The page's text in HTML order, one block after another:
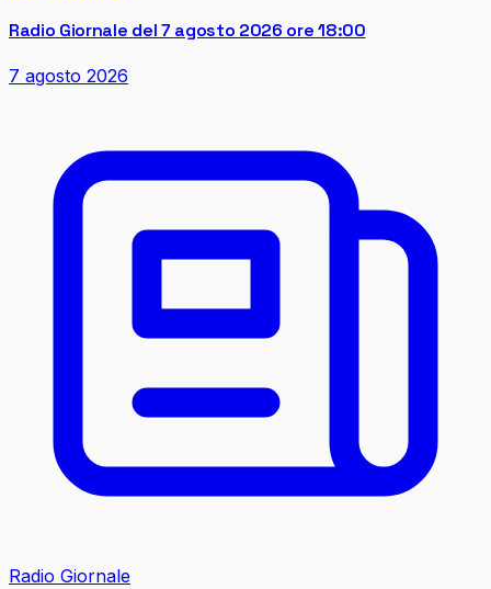
Radio Giornale del 7 agosto 2026 ore 18:00
7 agosto 2026
Radio Giornale